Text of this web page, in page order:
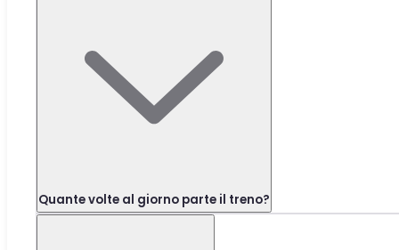
Quante volte al giorno parte il treno?